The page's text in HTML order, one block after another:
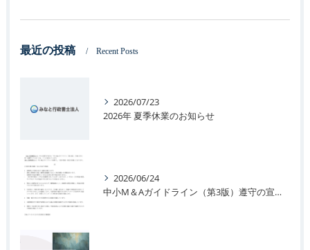
最近の投稿 Recent Posts
2026/07/23
2026年 夏季休業のお知らせ
2026/06/24
中小M＆Aガイドライン（第3版）遵守の宣言に関するお知らせ